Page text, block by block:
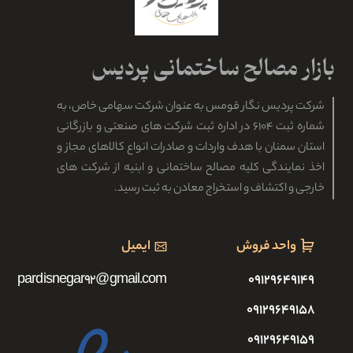
شرکت پردیس نگار قومس به عنوان شرکت سهامی خاص، به
شماره ثبت ۶۱۰۴ در اداره ثبت شرکت های صنعتی و بازرگانی
استان سمنان با هدف واردات و صادرات انواع کالاهای مجاز و
اخذ نمایندگی کلیه مصالح ساختمانی و ابنیه از شرکت های
خارجی و اکتشاف و استخراج معادن به ثبت رسید.
واحد فروش
۰۹۱۲۹۶۴۹۱۴۹
۰۹۱۲۹۶۴۹۱۵۸
۰۹۱۲۹۶۴۹۱۵۹
ایمیل
pardisnegar92@gmail.com